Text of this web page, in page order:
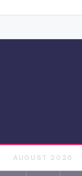
AUGUST 2026